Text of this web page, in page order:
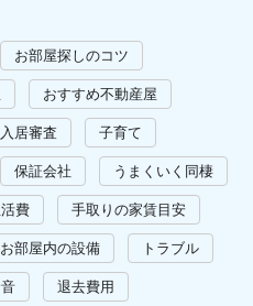
お部屋探しのコツ
おすすめ不動産屋
入居審査 子育て
保証会社 うまくいく同棲
費 手取りの家賃目安
お部屋内の設備 トラブル
退去費用